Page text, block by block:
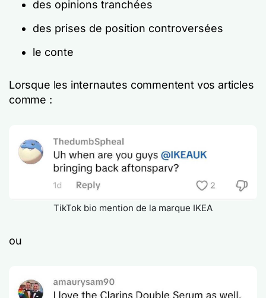
des opinions tranchées
des prises de position controversées
le conte
Lorsque les internautes commentent vos articles
comme :
TikTok bio mention de la marque IKEA
ou